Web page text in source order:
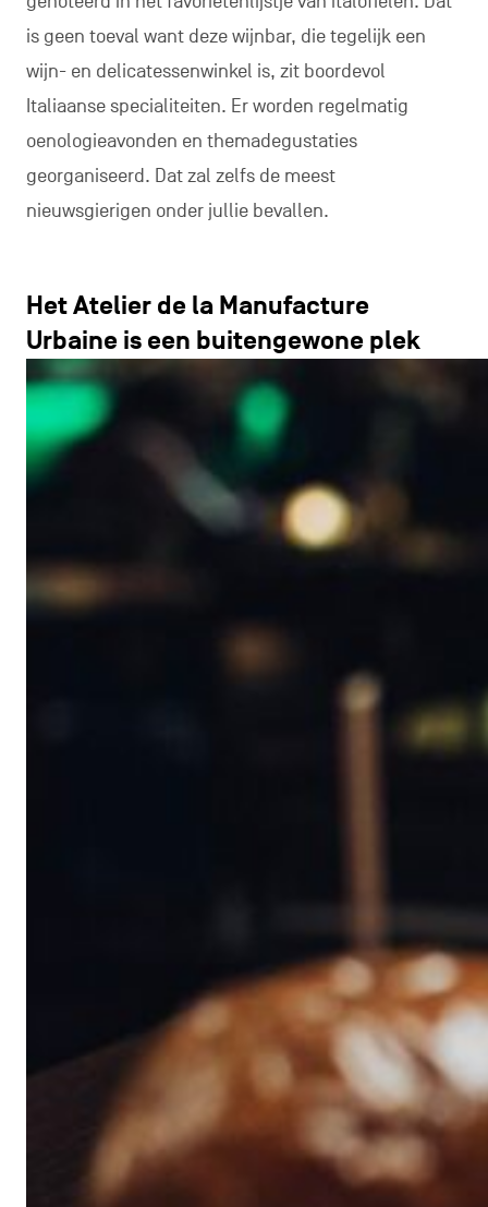
is geen toeval want deze wijnbar, die tegelijk een
wijn- en delicatessenwinkel is, zit boordevol
Italiaanse specialiteiten. Er worden regelmatig
oenologieavonden en themadegustaties
georganiseerd. Dat zal zelfs de meest
nieuwsgierigen onder jullie bevallen.
Het Atelier de la Manufacture
Urbaine is een buitengewone plek